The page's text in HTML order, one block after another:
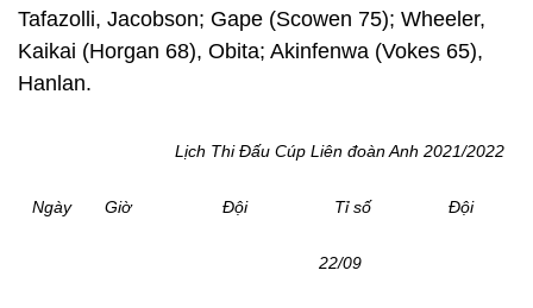
Tafazolli, Jacobson; Gape (Scowen 75); Wheeler,
Kaikai (Horgan 68), Obita; Akinfenwa (Vokes 65),
Hanlan.
Lịch Thi Đấu Cúp Liên đoàn Anh 2021/2022
Ngày Giờ Đội Tỉ số Đội
22/09